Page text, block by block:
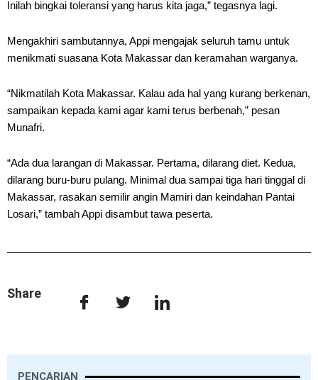
Inilah bingkai toleransi yang harus kita jaga,” tegasnya lagi.
Mengakhiri sambutannya, Appi mengajak seluruh tamu untuk
menikmati suasana Kota Makassar dan keramahan warganya.
“Nikmatilah Kota Makassar. Kalau ada hal yang kurang berkenan,
sampaikan kepada kami agar kami terus berbenah,” pesan
Munafri.
“Ada dua larangan di Makassar. Pertama, dilarang diet. Kedua,
dilarang buru-buru pulang. Minimal dua sampai tiga hari tinggal di
Makassar, rasakan semilir angin Mamiri dan keindahan Pantai
Losari,” tambah Appi disambut tawa peserta.
Share
PENCARIAN